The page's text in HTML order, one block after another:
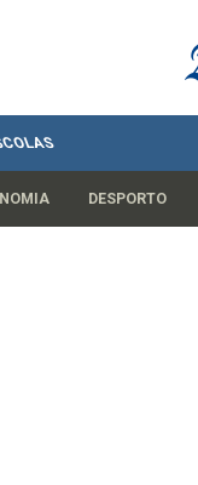
DESPORTO